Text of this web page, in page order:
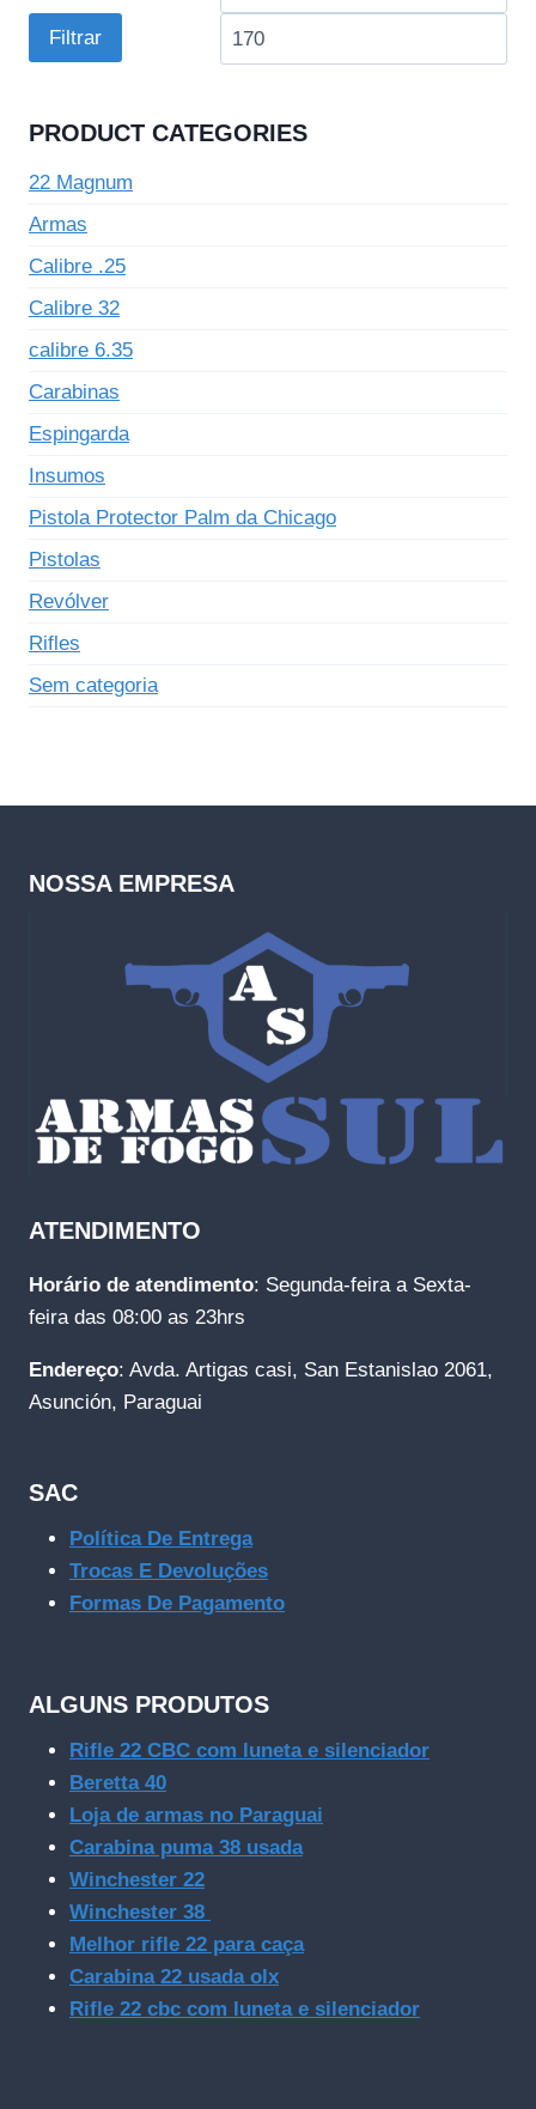
Filtrar
PRODUCT CATEGORIES
22 Magnum
Armas
Calibre .25
Calibre 32
calibre 6.35
Carabinas
Espingarda
Insumos
Pistola Protector Palm da Chicago
Pistolas
Revólver
Rifles
Sem categoria
NOSSA EMPRESA
ATENDIMENTO
Horário de atendimento: Segunda-feira a Sexta-
feira das 08:00 as 23hrs
Endereço: Avda. Artigas casi, San Estanislao 2061,
Asunción, Paraguai
SAC
Política De Entrega
Trocas E Devoluções
Formas De Pagamento
ALGUNS PRODUTOS
Rifle 22 CBC com luneta e silenciador
Beretta 40
Loja de armas no Paraguai
Carabina puma 38 usada
Winchester 22
Winchester 38
Melhor rifle 22 para caça
Carabina 22 usada olx
Rifle 22 cbc com luneta e silenciador